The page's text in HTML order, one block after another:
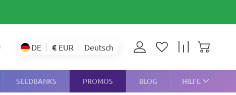
DE € EUR Deutsch
SEEDBANKS PROMOS BLOG HILFE